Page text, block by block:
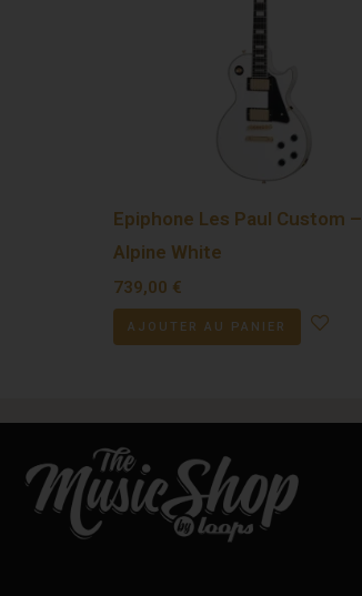
Epiphone Les Paul Custom –
Alpine White
739,00 €
AJOUTER AU PANIER